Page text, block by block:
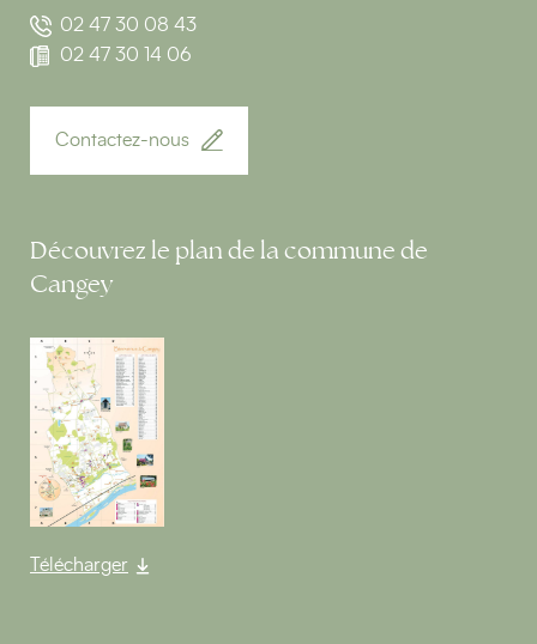
02 47 30 08 43
02 47 30 14 06
Contactez-nous
Découvrez le plan de la commune de
Cangey
Télécharger